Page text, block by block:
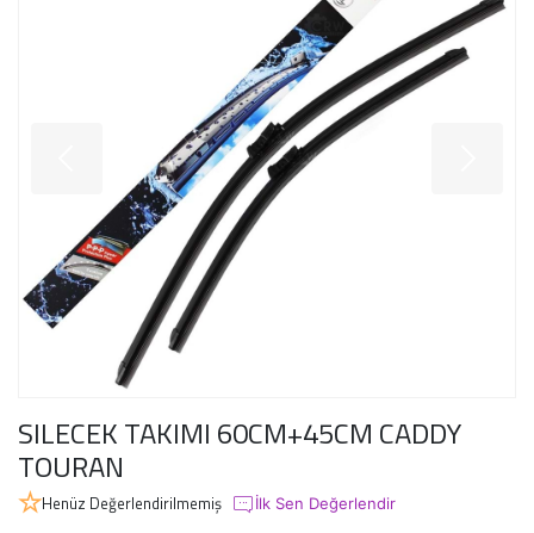
SILECEK TAKIMI 60CM+45CM CADDY
TOURAN
Henüz Değerlendirilmemiş İlk Sen Değerlendir